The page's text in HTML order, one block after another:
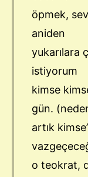
öpmek,
aniden
yukarılara
istiyorum
kimse
gün.
artık
o teokrat,